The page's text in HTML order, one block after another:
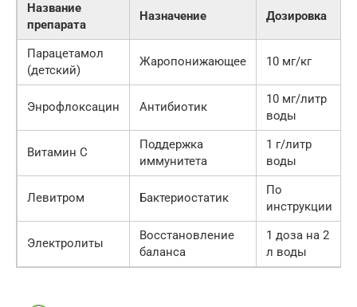
Название
препарата
Назначение Дозировка
Парацетамол
(детский)
Жаропонижающее 10 мг/кг
Энрофлоксацин Антибиотик
10 мг/литр
воды
Витамин С
Поддержка
иммунитета
1 г/литр
воды
Левитром Бактериостатик
По
инструкции
Электролиты
Восстановление
баланса
1 доза на 2
л воды